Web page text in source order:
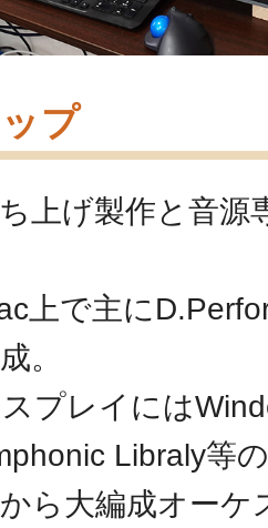
プ
上げ製作と音源
上で主に
。
プレイには
Libraly等
ら大編成オーケ